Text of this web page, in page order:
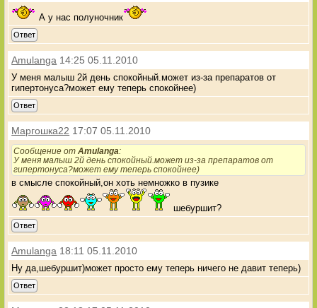
А у нас полуночник
Ответ
Amulanga 14:25 05.11.2010
У меня малыш 2й день спокойный.может из-за препаратов от
гипертонуса?может ему теперь спокойнее)
Ответ
Маргошка22 17:07 05.11.2010
Сообщение от Amulanga:
У меня малыш 2й день спокойный.может из-за препаратов от
гипертонуса?может ему теперь спокойнее)
в смысле спокойный,он хоть немножко в пузике
шебуршит?
Ответ
Amulanga 18:11 05.11.2010
Ну да,шебуршит)может просто ему теперь ничего не давит теперь)
Ответ